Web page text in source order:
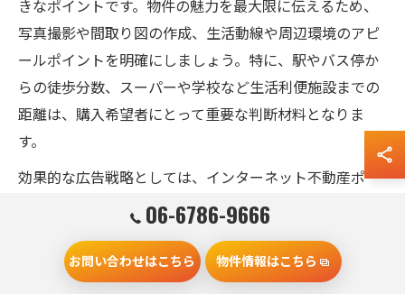
きなポイントです。物件の魅力を最大限に伝えるため、
写真撮影や間取り図の作成、生活動線や周辺環境のアピ
ールポイントを明確にしましょう。特に、駅やバス停か
らの徒歩分数、スーパーや学校など生活利便施設までの
距離は、購入希望者にとって重要な判断材料となりま
す。
効果的な広告戦略としては、インターネット不動産ポー
タルサイトへの掲載、SNSや地域情報誌など複数チャネ
ルでの発信が挙げられます。ターゲット層（ファミリー
層、シニア層など）に合わせた訴求や、プロによるホー
ムステージングを活用することで、他物件との差別化が
06-6786-9666
お問い合わせはこちら 物件情報はこちら